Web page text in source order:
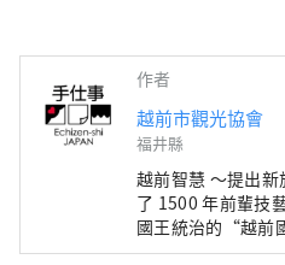
作者
越前市觀光協會
福井縣
越前智慧 ～提出新旅遊
了 1500 年前輩技
國王統治的“越前
化最先從日本海彼